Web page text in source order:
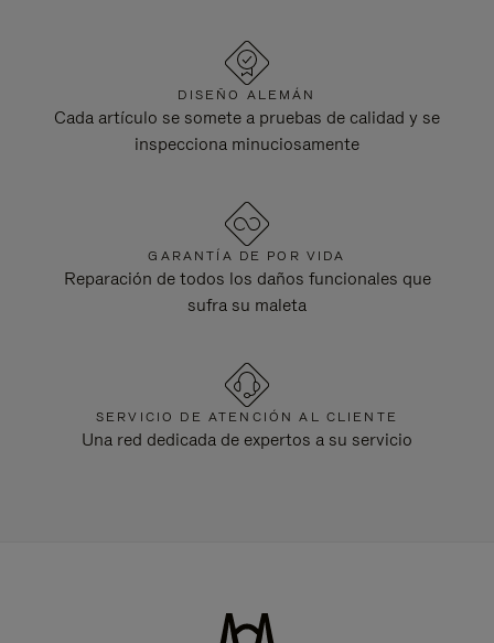
DISEÑO ALEMÁN
Cada artículo se somete a pruebas de calidad y se
inspecciona minuciosamente
GARANTÍA DE POR VIDA
Reparación de todos los daños funcionales que
sufra su maleta
SERVICIO DE ATENCIÓN AL CLIENTE
Una red dedicada de expertos a su servicio